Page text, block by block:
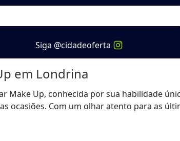
Siga @cidadeoferta
em Londrina
Make Up, conhecida por sua habilidade
ocasiões. Com um olhar atento para as